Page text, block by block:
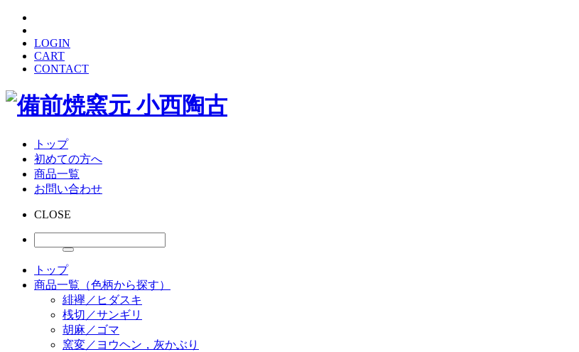
LOGIN
CART
CONTACT
トップ
初めての方へ
商品一覧
お問い合わせ
CLOSE
トップ
商品一覧（色柄から探す）
緋襷／ヒダスキ
桟切／サンギリ
胡麻／ゴマ
窯変／ヨウヘン，灰かぶり